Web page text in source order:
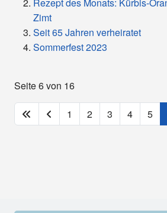
Zimt
Seit 65 Jahren verheiratet
Sommerfest 2023
Seite 6 von 16
1 2 3 4 5